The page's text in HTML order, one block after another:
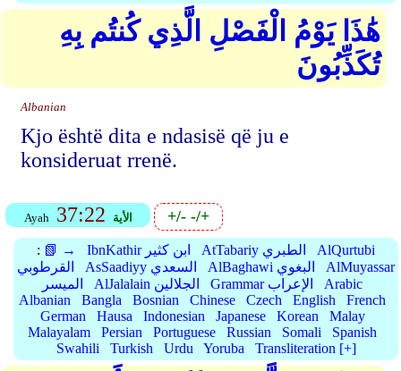
هَٰذَا يَوْمُ الْفَصْلِ الَّذِي كُنتُم بِهِ
تُكَذِّبُونَ
Albanian
Kjo është dita e ndasisë që ju e
konsideruat rrenë.
Ayah 37:22 الأية +/--/+
: 📗 → IbnKathir ابن كثير AtTabariy الطبري
AlQurtubi
القرطوبي
AsSaadiyy السعدي AlBaghawi البغوي
AlMuyassar
الميسر
AlJalalain الجلالين Grammar الإعراب
Arabic
Albanian
Bangla Bosnian Chinese Czech English
French
German
Hausa Indonesian Japanese Korean
Malay
Malayalam
Persian Portuguese Russian Somali
Spanish
Swahili
Turkish Urdu Yoruba Transliteration [+]